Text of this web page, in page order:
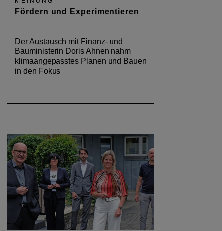
Fördern und Experimentieren
Der Austausch mit Finanz- und
Bauministerin Doris Ahnen nahm
klimaangepasstes Planen und Bauen
in den Fokus